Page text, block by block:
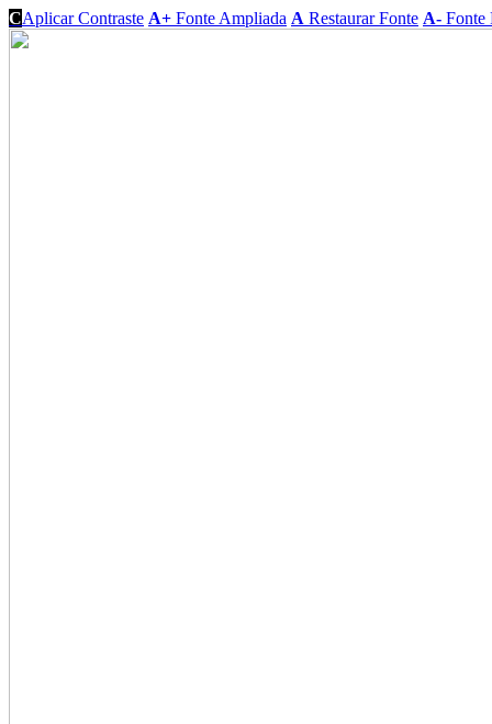
CAplicar Contraste A+ Fonte Ampliada A Restaurar Fonte A- Fonte